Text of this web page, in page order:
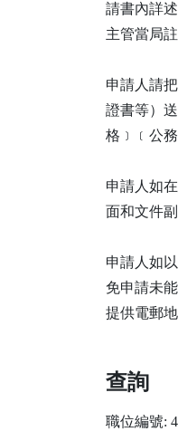
請書內詳
主管當局
申請人請
證書等）
格﹞﹝公
申請人如
面和文件
申請人如
免申請未
提供電郵地
查詢
職位編號: